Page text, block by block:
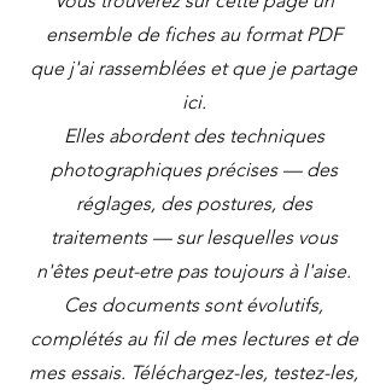
ensemble de fiches au format PDF
que j'ai rassemblées et que je partage
ici.
Elles abordent des techniques
photographiques précises — des
réglages, des postures, des
traitements — sur lesquelles vous
n'êtes peut-etre pas toujours à l'aise.
Ces documents sont évolutifs,
complétés au fil de mes lectures et de
mes essais. Téléchargez-les, testez-les,